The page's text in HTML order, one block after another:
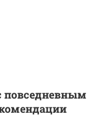
повседневным